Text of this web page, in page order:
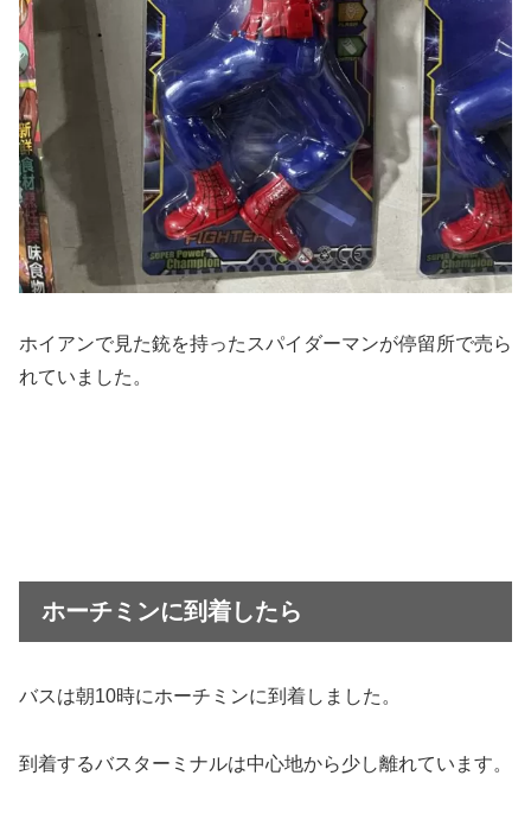
ホイアンで見た銃を持ったスパイダーマンが停留所で売ら
れていました。
ホーチミンに到着したら
バスは朝10時にホーチミンに到着しました。
到着するバスターミナルは中心地から少し離れています。